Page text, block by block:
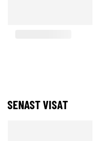
SENAST VISAT